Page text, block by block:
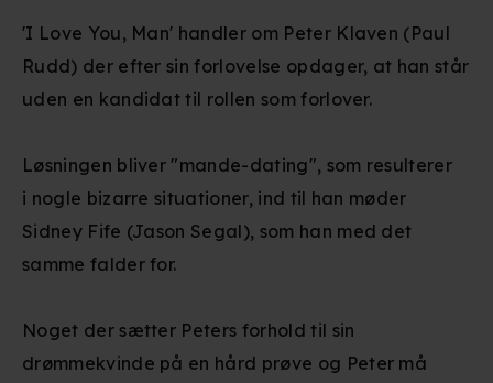
'I Love You, Man' handler om Peter Klaven (Paul
Rudd) der efter sin forlovelse opdager, at han står
uden en kandidat til rollen som forlover.
Løsningen bliver "mande-dating", som resulterer
i nogle bizarre situationer, ind til han møder
Sidney Fife (Jason Segal), som han med det
samme falder for.
Noget der sætter Peters forhold til sin
drømmekvinde på en hård prøve og Peter må